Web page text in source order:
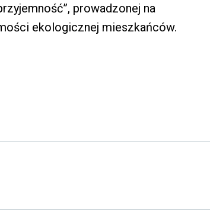
prowadzonej na
ekologicznej mieszkańców.